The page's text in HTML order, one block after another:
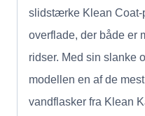
slidstærke Klean Coat-
overflade, der både er
ridser. Med sin slanke
modellen en af de
vandflasker fra Klean